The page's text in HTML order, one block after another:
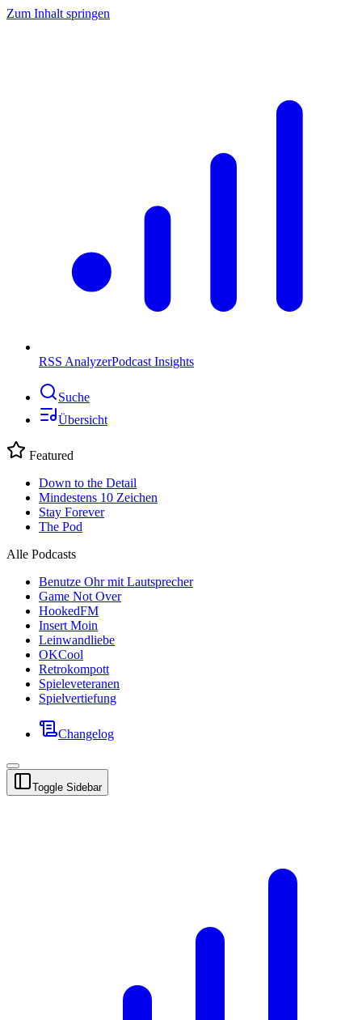
Zum Inhalt springen
RSS AnalyzerPodcast Insights
Suche
Übersicht
Featured
Down to the Detail
Mindestens 10 Zeichen
Stay Forever
The Pod
Alle Podcasts
Benutze Ohr mit Lautsprecher
Game Not Over
HookedFM
Insert Moin
Leinwandliebe
OKCool
Retrokompott
Spieleveteranen
Spielvertiefung
Changelog
Toggle Sidebar